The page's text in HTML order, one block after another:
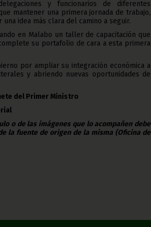
y funcionarios de diferentes
mantener una primera jornada de trabajo,
una idea más clara del camino a seguir.
en Malabo un taller de capacitación que
su portafolio de cara a esta primera
por ampliar su integración económica a
y abriendo nuevas oportunidades de
del Primer Ministro
o de las imágenes que lo acompañen debe
la fuente de origen de la misma (Oficina de